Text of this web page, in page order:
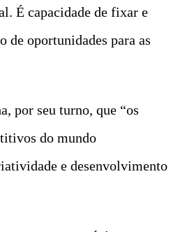
É capacidade de fixar e
de oportunidades para as
por seu turno, que “os
do mundo
e desenvolvimento